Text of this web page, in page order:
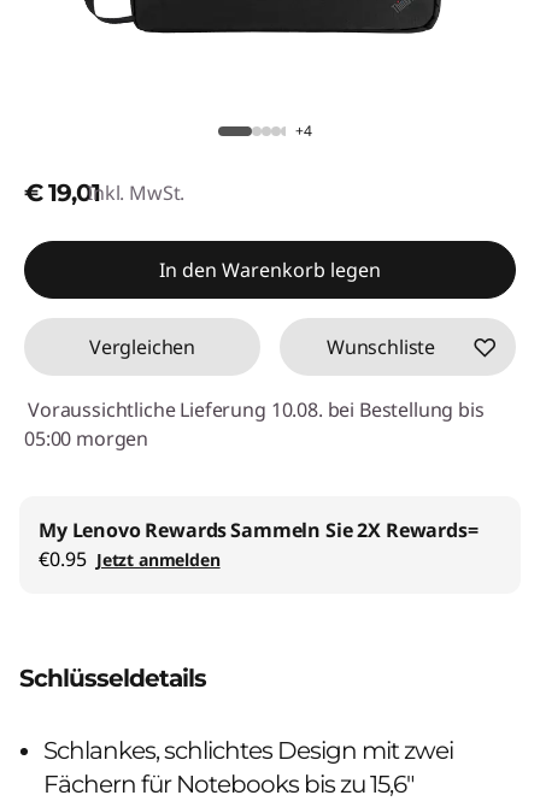
+4
€ 19,01Inkl. MwSt.
In den Warenkorb legen
Vergleichen Wunschliste
Voraussichtliche Lieferung 10.08. bei Bestellung bis
05:00 morgen
My Lenovo RewardsSammeln Sie 2X Rewards=
€0.95 Jetzt anmelden
Schlüsseldetails
Schlankes, schlichtes Design mit zwei
Fächern für Notebooks bis zu 15,6"